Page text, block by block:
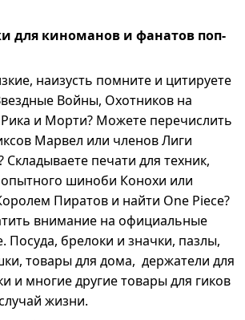
для киноманов и фанатов поп-
наизусть помните и цитируете
Войны, Охотников на
Рика и Морти? Можете перечислить
Марвел или членов Лиги
Складываете печати для техник,
шиноби Конохи или
Пиратов и найти One Piece?
внимание на официальные
. Посуда, брелоки и значки, пазлы,
товары для дома, держатели для
и многие другие товары для гиков
жизни.